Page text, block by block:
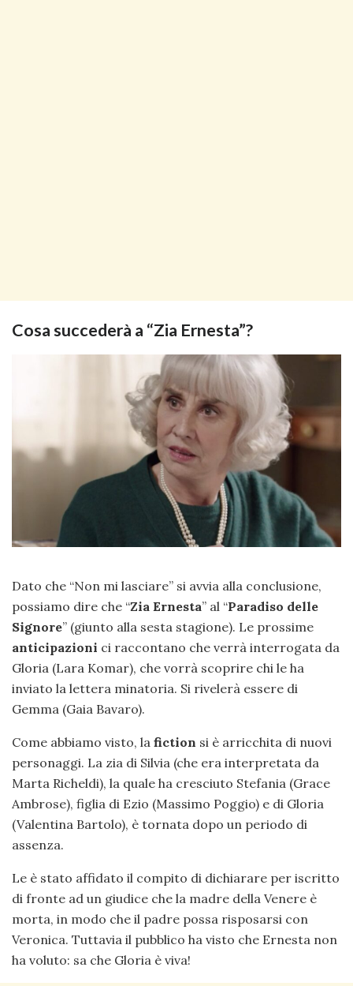
Cosa succederà a “Zia Ernesta”?
Dato che “Non mi lasciare” si avvia alla conclusione,
possiamo dire che “Zia Ernesta” al “Paradiso delle
Signore” (giunto alla sesta stagione). Le prossime
anticipazioni ci raccontano che verrà interrogata da
Gloria (Lara Komar), che vorrà scoprire chi le ha
inviato la lettera minatoria. Si rivelerà essere di
Gemma (Gaia Bavaro).
Come abbiamo visto, la fiction si è arricchita di nuovi
personaggi. La zia di Silvia (che era interpretata da
Marta Richeldi), la quale ha cresciuto Stefania (Grace
Ambrose), figlia di Ezio (Massimo Poggio) e di Gloria
(Valentina Bartolo), è tornata dopo un periodo di
assenza.
Le è stato affidato il compito di dichiarare per iscritto
di fronte ad un giudice che la madre della Venere è
morta, in modo che il padre possa risposarsi con
Veronica. Tuttavia il pubblico ha visto che Ernesta non
ha voluto: sa che Gloria è viva!